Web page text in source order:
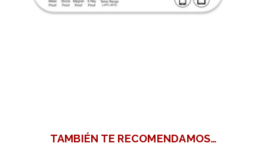
TAMBIÉN TE RECOMENDAMOS…